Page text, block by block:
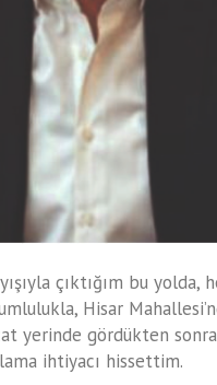
çıktığım bu yolda,
Hisar
yerinde gördükten
ihtiyacı hissettim.